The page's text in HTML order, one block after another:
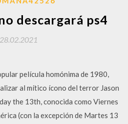
descargará ps4
28.02.2021
película homónima de 1980,
al mítico ícono del terror Jason
the 13th, conocida como Viernes
(con la excepción de Martes 13